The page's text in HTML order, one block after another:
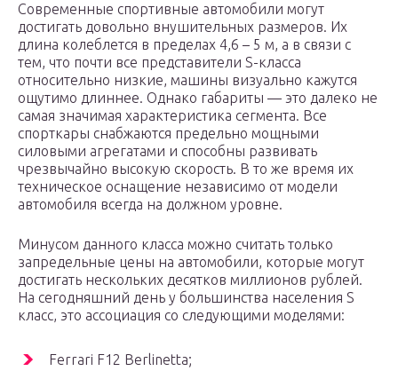
Современные спортивные автомобили могут
достигать довольно внушительных размеров. Их
длина колеблется в пределах 4,6 – 5 м, а в связи с
тем, что почти все представители S-класса
относительно низкие, машины визуально кажутся
ощутимо длиннее. Однако габариты — это далеко не
самая значимая характеристика сегмента. Все
спорткары снабжаются предельно мощными
силовыми агрегатами и способны развивать
чрезвычайно высокую скорость. В то же время их
техническое оснащение независимо от модели
автомобиля всегда на должном уровне.
Минусом данного класса можно считать только
запредельные цены на автомобили, которые могут
достигать нескольких десятков миллионов рублей.
На сегодняшний день у большинства населения S
класс, это ассоциация со следующими моделями:
Ferrari F12 Berlinetta;